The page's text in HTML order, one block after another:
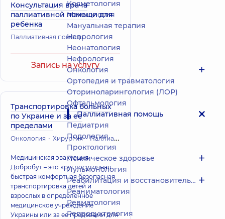
Консультация врача
паллиативной помощи для
ребенка
Паллиативная помощь
Запись на услугу
Транспортировка больных
по Украине и за ее
пределами
Онкология Хирургия Паллиативная помощь
Медицинская эвакуация
Добробут – это круглосуточная
быстрая комфортная безопасная
транспортировка детей и
взрослых в определенное
медицинское учреждение
Украины или за ее пределами для
Косметология
Маммология
Мануальная терапия
Неврология
Неонатология
Нефрология
Онкология
Ортопедия и травматология
Оториноларингология (ЛОР)
Офтальмология
Паллиативная помощь
Педиатрия
Подология
Проктология
Психическое здоровье
Пульмонология
Реабилитация и восстановительное лечение
Реаниматология
Ревматология
Репродуктология